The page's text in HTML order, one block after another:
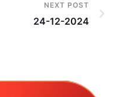
NEXT POST
24-12-2024